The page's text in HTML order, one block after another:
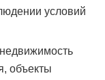
условий
объекты